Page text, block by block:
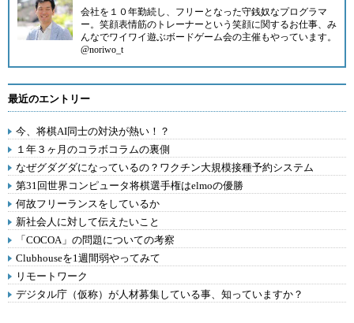
会社を１０年勤続し、フリーとなった守銭奴なプログラマ
ー。笑顔表情筋のトレーナーという笑顔に関するお仕事、み
んなでワイワイ遊ぶボードゲーム会の主催もやっています。
@noriwo_t
最近のエントリー
今、将棋AI同士の対決が熱い！？
１年３ヶ月のコラボコラムの裏側
なぜグダグダになっているの？ワクチン大規模接種予約システム
第31回世界コンピュータ将棋選手権はelmoの優勝
何故フリーランスをしているか
新社会人に対して伝えたいこと
「COCOA」の問題についての考察
Clubhouseを1週間弱やってみて
リモートワーク
デジタル庁（仮称）が人材募集している事、知っていますか？